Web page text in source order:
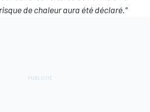
de chaleur aura été déclaré."